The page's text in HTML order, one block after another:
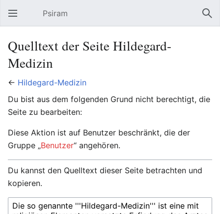
Hauptmenü öffnen Psiram
Quelltext der Seite Hildegard-
Medizin
← Hildegard-Medizin
Du bist aus dem folgenden Grund nicht berechtigt, die
Seite zu bearbeiten:
Diese Aktion ist auf Benutzer beschränkt, die der
Gruppe „Benutzer“ angehören.
Du kannst den Quelltext dieser Seite betrachten und
kopieren.